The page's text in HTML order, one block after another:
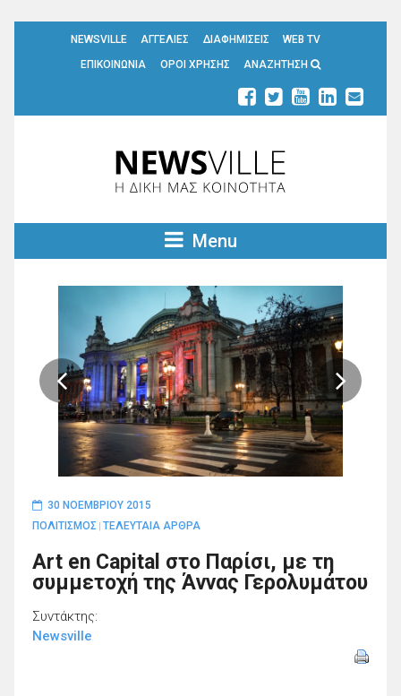
NEWSVILLE ΑΓΓΕΛΙΕΣ ΔΙΑΦΗΜΙΣΕΙΣ
WEB TV
ΕΠΙΚΟΙΝΩΝΙΑ
ΟΡΟΙ ΧΡΗΣΗΣ ΑΝΑΖΗΤΗΣΗ
Menu
 
30 ΝΟΕΜΒΡΊΟΥ 2015
ΠΟΛΙΤΙΣΜΟΣ ΤΕΛΕΥΤΑΙΑ ΑΡΘΡΑ
Art en Capital στο Παρίσι, με τη
συμμετοχή της Άννας Γερολυμάτου
Συντάκτης:
Newsville